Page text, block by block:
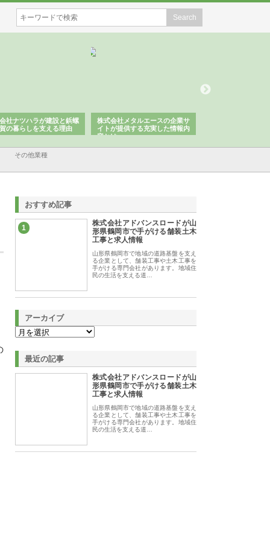
社ナツハラが建設と鋲螺
の暮らしを支える理由
株式会社メタルエースの企業サ
イトが提供する充実した情報内
容とは
その他業種
おすすめ記事
1
株式会社アドバンスロードが山
形県鶴岡市で手がける舗装土木
工事と求人情報
山形県鶴岡市で地域の道路基盤を支え
る企業として、舗装工事や土木工事を
手がける専門会社があります。地域住
民の生活を支える道…
アーカイブ
最近の記事
株式会社アドバンスロードが山
形県鶴岡市で手がける舗装土木
工事と求人情報
山形県鶴岡市で地域の道路基盤を支え
る企業として、舗装工事や土木工事を
手がける専門会社があります。地域住
民の生活を支える道…